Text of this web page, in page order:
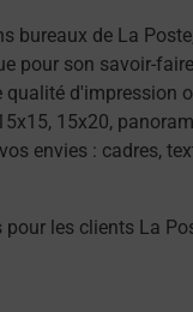
bureaux de La
pour son savoir-
qualité d'impression
15x20,
envies : cadres,
les clients La